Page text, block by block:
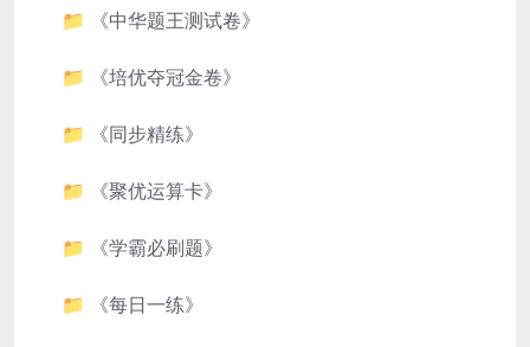
📁 《中华题王测试卷》
📁 《培优夺冠金卷》
📁 《同步精练》
📁 《聚优运算卡》
📁 《学霸必刷题》
📁 《每日一练》